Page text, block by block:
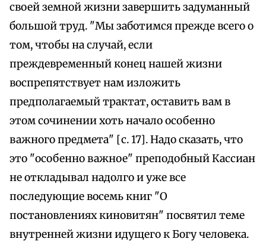
своей земной жизни завершить задуманный
большой труд. "Мы заботимся прежде всего о
том, чтобы на случай, если
преждевременный конец нашей жизни
воспрепятствует нам изложить
предполагаемый трактат, оставить вам в
этом сочинении хоть начало особенно
важного предмета" [с. 17]. Надо сказать, что
это "особенно важное" преподобный Кассиан
не откладывал надолго и уже все
последующие восемь книг "О
постановлениях киновитян" посвятил теме
внутренней жизни идущего к Богу человека.